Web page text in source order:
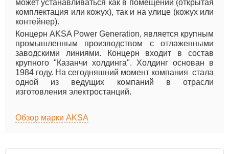
может устанавливаться как в помещении (открытая
комплектация или кожух), так и на улице (кожух или
контейнер).
Концерн AKSA Power Generation, является крупным
промышленным производством с отлаженными
заводскими линиями. Концерн входит в состав
крупного "Казанчи холдинга". Холдинг основан в
1984 году. На сегодняшний момент компания стала
одной из ведущих компаний в отрасли
изготовления электростанций.
Обзор марки AKSA